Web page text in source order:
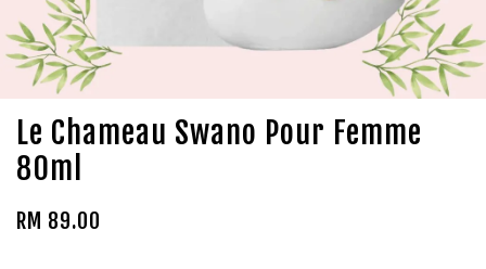
Le Chameau Swano Pour Femme
80ml
RM 89.00